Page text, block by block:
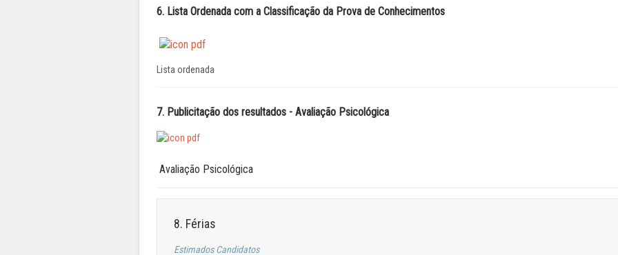
6. Lista Ordenada com a Classificação da Prova de Conhecimentos
Lista ordenada
7. Publicitação dos resultados - Avaliação Psicológica
Avaliação Psicológica
8. Férias
Estimados Candidatos